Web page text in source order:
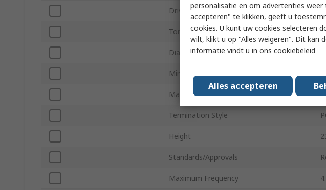
Drive Type
Tone Type
Diameter
Minimum Operating Temperature -
Maximum Operating Temperature
Termination Style
Height
Standards/Approvals
Maximum Frequency
personalisatie en om advertenties
accepteren" te klikken, geeft u
cookies. U kunt uw cookies selecteren
wilt, klikt u op "Alles weigeren". Dit kan
informatie vindt u in ons cookiebeleid
Alles accepteren